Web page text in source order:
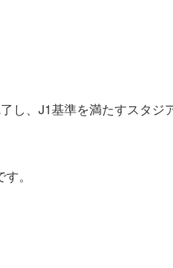
し、J1基準を満たすスタジ
。